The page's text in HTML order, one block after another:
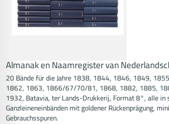
Almanak en Naamregister van
20 Bände für die Jahre 1838, 1844, 1846, 1849,
1862, 1863, 1866/67/70/81, 1868, 1882, 1885,
1932, Batavia, ter Lands-Drukkerij, Format 8°, alle in
Ganzleineneinbänden mit goldener Rückenprägung,
Gebrauchsspuren.